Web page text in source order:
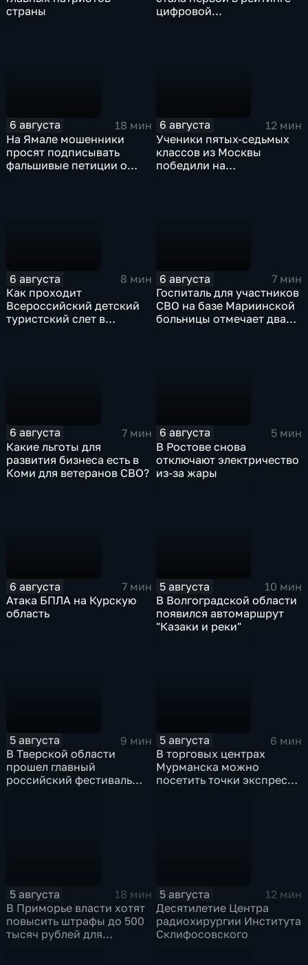
страны
цифровой
6 августа
18 мин
На Ямале мошенники
просят подписывать
фальшивые петиции о
6 августа
12 мин
Ученики пятых-седьмых
классов из Москвы
победили на
6 августа
8 мин
Как проходит
Всероссийский детский
туристский слет в
6 августа
7 мин
Госпиталь для участников
СВО на базе Мариинской
больницы отмечает два
6 августа
7 мин
Какие льготы для
развития бизнеса есть в
Коми для ветеранов СВО?
6 августа
5 мин
В Ростове снова
отключают электричество
из-за жары
6 августа
7 мин
Атака БПЛА на Курскую
область
5 августа
10 мин
В Волгоградской области
появился автомаршрут
"Казаки и реки"
5 августа
9 мин
В Тверской области
прошел главный
российский фестиваль
5 августа
6 мин
В торговых центрах
Мурманска можно
посетить точки экспресс-
5 августа
18 мин
В Приморье власти хотят
повысить штрафы до 500
тысяч рублей для
5 августа
12 мин
Десятилетие Центра
радиохирургии Института
Склифосовского